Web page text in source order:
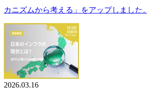
カニズムから考える」をアップしました。
2026.03.16